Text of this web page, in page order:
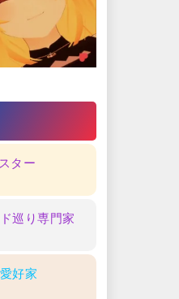
ター
巡り専門家
好家